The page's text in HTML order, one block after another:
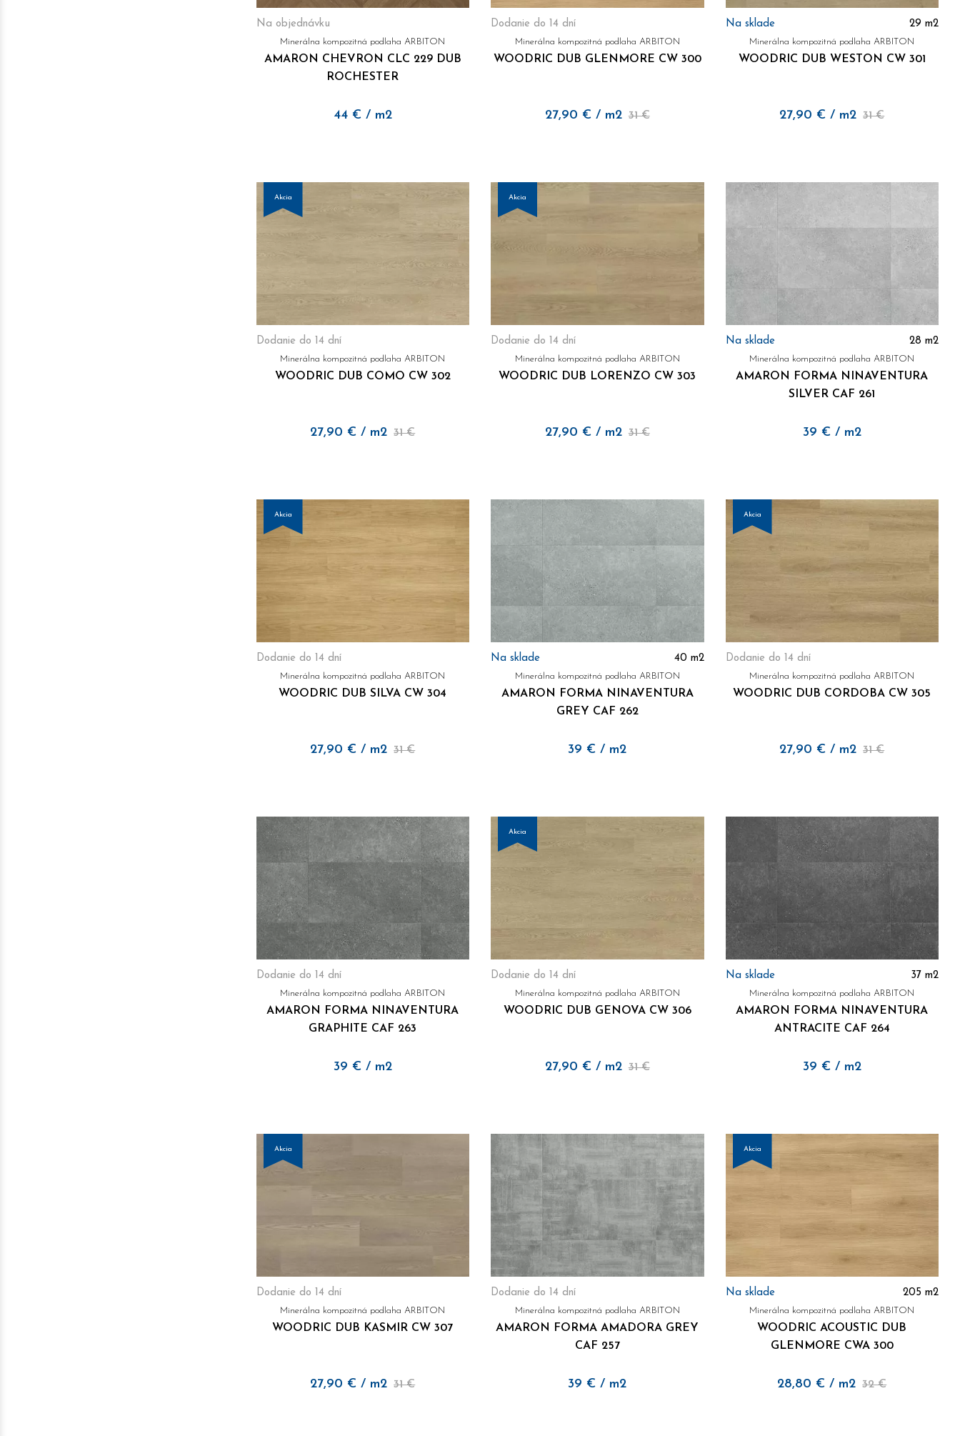
Na objednávku
Minerálna kompozitná podlaha ARBITON
AMARON CHEVRON CLC 229 DUB
ROCHESTER
44 € / m2
Dodanie do 14 dní
Minerálna kompozitná podlaha ARBITON
WOODRIC DUB GLENMORE CW 300
27,90 € / m2 31 €
Na sklade 29 m2
Minerálna kompozitná podlaha ARBITON
WOODRIC DUB WESTON CW 301
27,90 € / m2 31 €
Akcia
Dodanie do 14 dní
Minerálna kompozitná podlaha ARBITON
WOODRIC DUB COMO CW 302
27,90 € / m2 31 €
Akcia
Dodanie do 14 dní
Minerálna kompozitná podlaha ARBITON
WOODRIC DUB LORENZO CW 303
27,90 € / m2 31 €
Na sklade 28 m2
Minerálna kompozitná podlaha ARBITON
AMARON FORMA NINAVENTURA
SILVER CAF 261
39 € / m2
Akcia
Dodanie do 14 dní
Minerálna kompozitná podlaha ARBITON
WOODRIC DUB SILVA CW 304
27,90 € / m2 31 €
Na sklade 40 m2
Minerálna kompozitná podlaha ARBITON
AMARON FORMA NINAVENTURA
GREY CAF 262
39 € / m2
Akcia
Dodanie do 14 dní
Minerálna kompozitná podlaha ARBITON
WOODRIC DUB CORDOBA CW 305
27,90 € / m2 31 €
Dodanie do 14 dní
Minerálna kompozitná podlaha ARBITON
AMARON FORMA NINAVENTURA
GRAPHITE CAF 263
39 € / m2
Akcia
Dodanie do 14 dní
Minerálna kompozitná podlaha ARBITON
WOODRIC DUB GENOVA CW 306
27,90 € / m2 31 €
Na sklade 37 m2
Minerálna kompozitná podlaha ARBITON
AMARON FORMA NINAVENTURA
ANTRACITE CAF 264
39 € / m2
Akcia
Dodanie do 14 dní
Minerálna kompozitná podlaha ARBITON
WOODRIC DUB KASMIR CW 307
27,90 € / m2 31 €
Dodanie do 14 dní
Minerálna kompozitná podlaha ARBITON
AMARON FORMA AMADORA GREY
CAF 257
39 € / m2
Akcia
Na sklade 205 m2
Minerálna kompozitná podlaha ARBITON
WOODRIC ACOUSTIC DUB
GLENMORE CWA 300
28,80 € / m2 32 €